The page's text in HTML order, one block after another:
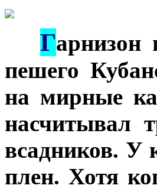
Гарнизон
пешего
на мирные
насчитывал
всадников. У
плен. Хотя